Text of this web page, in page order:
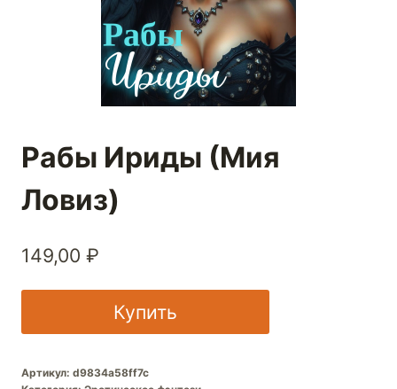
Рабы Ириды (Мия
Ловиз)
149,00 ₽
Купить
Артикул: d9834a58ff7c